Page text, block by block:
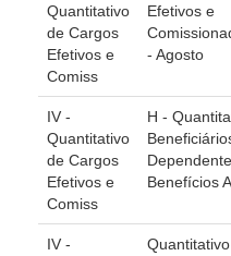
Comitê de Combate
Aprendizagem
Comitê de Incentivo à
Comitê de Prevenção
Moral, do Assédio
Comissão
Comitê Gestor do
no Âmbito do TRT11
Quantitativo
de Cargos
Efetivos e
Comiss
Efetivos e
- Agosto
IV -
Quantitativo
de Cargos
Efetivos e
Comiss
H -
Benefícios
IV -